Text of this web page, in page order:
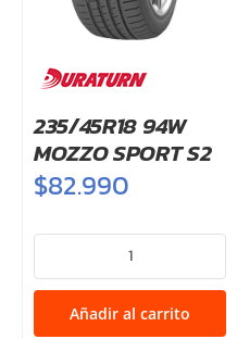
235/45R18 94W
MOZZO SPORT S2
$82.990
94W
MOZZO
SPORTAñadir al carrito